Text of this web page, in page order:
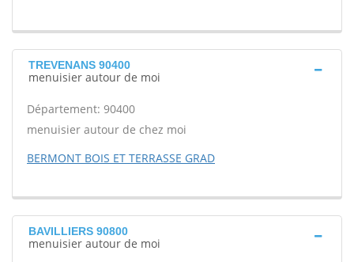
TREVENANS 90400
menuisier autour de moi
Département: 90400
menuisier autour de chez moi
BERMONT BOIS ET TERRASSE GRAD
BAVILLIERS 90800
menuisier autour de moi